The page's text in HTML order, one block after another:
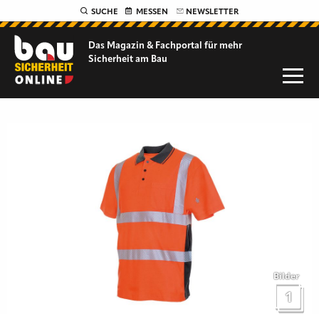
SUCHE MESSEN NEWSLETTER
Das Magazin & Fachportal für mehr
Sicherheit am Bau
Bilder
1